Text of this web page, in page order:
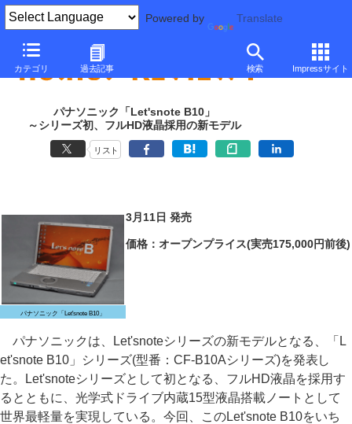
Powered by Translate
カテゴリ 過去記事 検索 Impressサイト
パナソニック「Let'snote B10」
～シリーズ初、フルHD液晶採用の新モデル
リスト
パナソニック「Let'snote B10」
3月11日 発売
価格：オープンプライス(実売175,000円前後)
パナソニックは、Let'snoteシリーズの新モデルとなる、「L
et'snote B10」シリーズ(型番：CF-B10Aシリーズ)を発表し
た。Let'snoteシリーズとして初となる、フルHD液晶を採用す
るとともに、光学式ドライブ内蔵15型液晶搭載ノートとして
世界最軽量を実現している。今回、このLet'snote B10をいち